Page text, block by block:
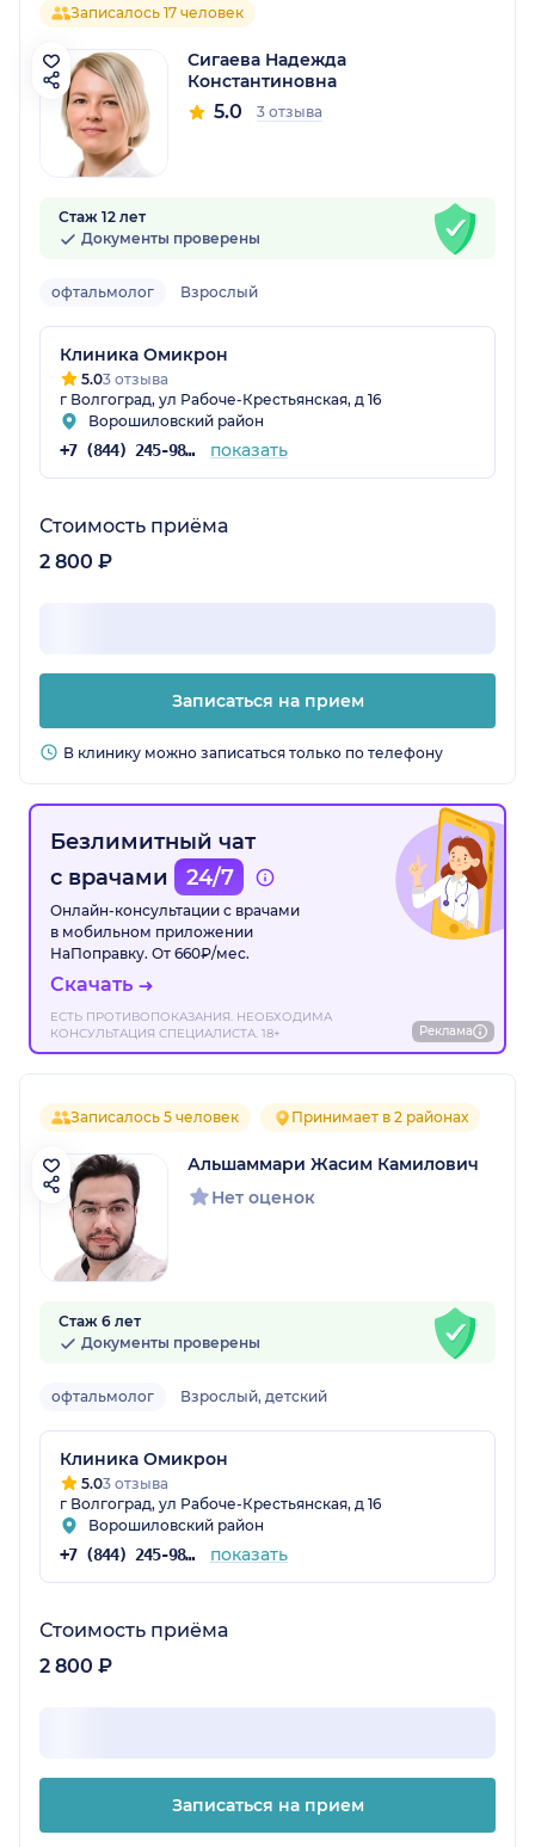
Записалось 17 человек
Сигаева Надежда
Константиновна
5.0 3 отзыва
Стаж 12 лет
Документы проверены
офтальмолог Взрослый
Клиника Омикрон
5.03 отзыва
г Волгоград, ул Рабоче-Крестьянская, д 16
Ворошиловский район
+7 (844) 245-98-19 показать
Стоимость приёма
2 800 ₽
Записаться на прием
В клинику можно записаться только по телефону
Безлимитный чат
с врачами
24/7
Онлайн-консультации с врачами
в мобильном приложении
НаПоправку. От 660₽/мес.
Скачать
ЕСТЬ ПРОТИВОПОКАЗАНИЯ. НЕОБХОДИМА
КОНСУЛЬТАЦИЯ СПЕЦИАЛИСТА. 18+
Реклама
Записалось 5 человек Принимает в 2 районах
Альшаммари Жасим Камилович
Нет оценок
Стаж 6 лет
Документы проверены
офтальмолог Взрослый, детский
Клиника Омикрон
5.03 отзыва
г Волгоград, ул Рабоче-Крестьянская, д 16
Ворошиловский район
+7 (844) 245-98-19 показать
Стоимость приёма
2 800 ₽
Записаться на прием